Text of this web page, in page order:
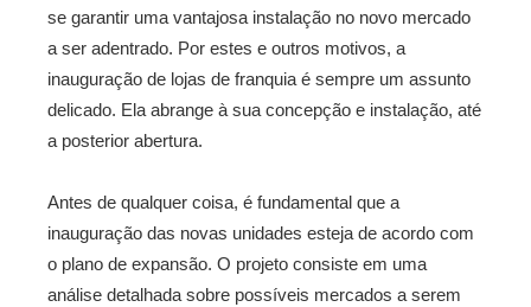
se garantir uma vantajosa instalação no novo mercado
a ser adentrado. Por estes e outros motivos, a
inauguração de lojas de franquia é sempre um assunto
delicado. Ela abrange à sua concepção e instalação, até
a posterior abertura.
Antes de qualquer coisa, é fundamental que a
inauguração das novas unidades esteja de acordo com
o plano de expansão. O projeto consiste em uma
análise detalhada sobre possíveis mercados a serem